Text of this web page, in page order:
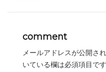
comment
メールアドレスが公開さ
いている欄は必須項目です